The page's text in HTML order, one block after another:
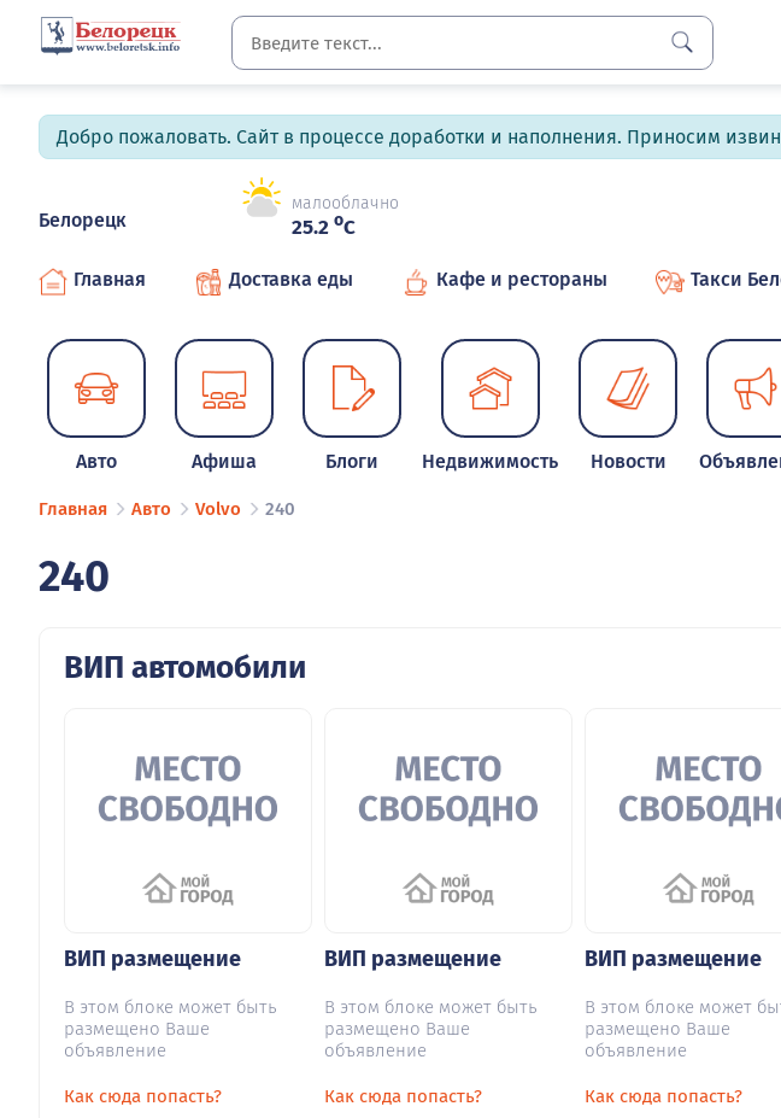
Добро пожаловать. Сайт в процессе доработки и наполнения. Приносим
Белорецк
малооблачно
25.2 oC
Главная Доставка еды Кафе и рестораны Такси
Авто Афиша Блоги Недвижимость Новости
Главная Авто Volvo 240
240
ВИП автомобили
ВИП размещение
В этом блоке может быть
размещено Ваше
объявление
Как сюда попасть?
ВИП размещение
В этом блоке может быть
размещено Ваше
объявление
Как сюда попасть?
ВИП размещение
В этом блоке может
размещено Ваше
объявление
Как сюда попасть?